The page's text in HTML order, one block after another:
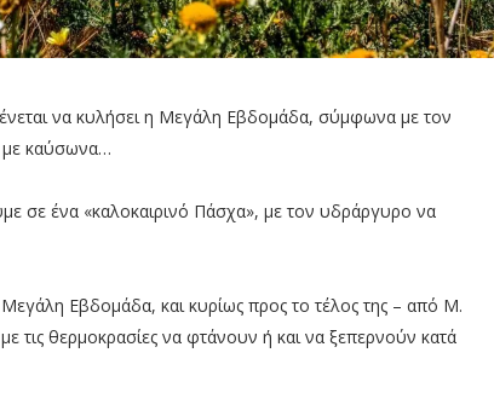
να κυλήσει η Μεγάλη Εβδομάδα, σύμφωνα με τον
καύσωνα…
σε ένα «καλοκαιρινό Πάσχα», με τον υδράργυρο να
Εβδομάδα, και κυρίως προς το τέλος της – από Μ.
τις θερμοκρασίες να φτάνουν ή και να ξεπερνούν κατά